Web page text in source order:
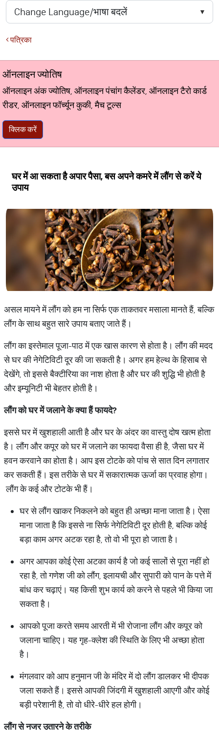
पत्रिका
ऑनलाइन ज्योतिष
ऑनलाइन अंक ज्योतिष, ऑनलाइन पंचांग कैलेंडर, ऑनलाइन टैरो कार्ड
रीडर, ऑनलाइन फॉर्च्यून कुकी, मैच टूल्स
क्लिक करें
घर में आ सकता है अपार पैसा, बस अपने कमरे में लौंग से करें ये
उपाय
असल मायने में लौंग को हम ना सिर्फ एक ताकतवर मसाला मानते हैं, बल्कि
लौंग के साथ बहुत सारे उपाय बताए जाते हैं।
लौंग का इस्तेमाल पूजा-पाठ में एक खास कारण से होता है। लौंग की मदद
से घर की नेगेटिविटी दूर की जा सकती है। अगर हम हेल्थ के हिसाब से
देखेंगे, तो इससे बैक्टीरिया का नाश होता है और घर की शुद्धि भी होती है
और इम्यूनिटी भी बेहतर होती है।
लौंग को घर में जलाने के क्या हैं फायदे?
इससे घर में खुशहाली आती है और घर के अंदर का वास्तु दोष खत्म होता
है। लौंग और कपूर को घर में जलाने का फायदा वैसा ही है, जैसा घर में
हवन करवाने का होता है। आप इस टोटके को पांच से सात दिन लगातार
कर सकती हैं। इस तरीके से घर में सकारात्मक ऊर्जा का प्रवाह होगा।
लौंग के कई और टोटके भी हैं।
घर से लौंग खाकर निकलने को बहुत ही अच्छा माना जाता है। ऐसा
माना जाता है कि इससे ना सिर्फ नेगेटिविटी दूर होती है, बल्कि कोई
बड़ा काम अगर अटक रहा है, तो वो भी पूरा हो जाता है।
अगर आपका कोई ऐसा अटका कार्य है जो कई सालों से पूरा नहीं हो
रहा है, तो गणेश जी को लौंग, इलायची और सुपारी को पान के पत्ते में
बांध कर चढ़ाएं। यह किसी शुभ कार्य को करने से पहले भी किया जा
सकता है।
आपको पूजा करते समय आरती में भी रोजाना लौंग और कपूर को
जलाना चाहिए। यह गृह-क्लेश की स्थिति के लिए भी अच्छा होता
है।
मंगलवार को आप हनुमान जी के मंदिर में दो लौंग डालकर भी दीपक
जला सकते हैं। इससे आपकी जिंदगी में खुशहाली आएगी और कोई
बड़ी परेशानी है, तो वो धीरे-धीरे हल होगी।
लौंग से नजर उतारने के तरीके